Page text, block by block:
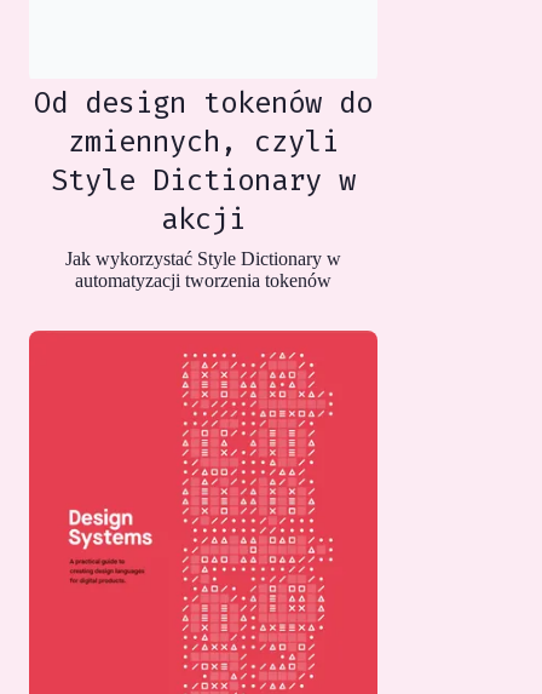
Od design tokenów do
zmiennych, czyli
Style Dictionary w
akcji
Jak wykorzystać Style Dictionary w
automatyzacji tworzenia tokenów